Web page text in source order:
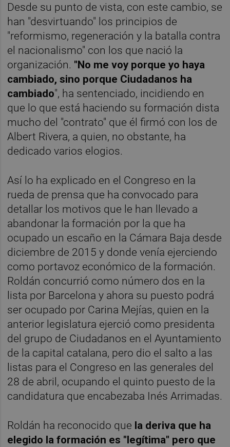
Desde su punto de vista, con este cambio, se
han "desvirtuando" los principios de
"reformismo, regeneración y la batalla contra
el nacionalismo" con los que nació la
organización. "No me voy porque yo haya
cambiado, sino porque Ciudadanos ha
cambiado", ha sentenciado, incidiendo en
que lo que está haciendo su formación dista
mucho del "contrato" que él firmó con los de
Albert Rivera, a quien, no obstante, ha
dedicado varios elogios.
Así lo ha explicado en el Congreso en la
rueda de prensa que ha convocado para
detallar los motivos que le han llevado a
abandonar la formación por la que ha
ocupado un escaño en la Cámara Baja desde
diciembre de 2015 y donde venía ejerciendo
como portavoz económico de la formación.
Roldán concurrió como número dos en la
lista por Barcelona y ahora su puesto podrá
ser ocupado por Carina Mejías, quien en la
anterior legislatura ejerció como presidenta
del grupo de Ciudadanos en el Ayuntamiento
de la capital catalana, pero dio el salto a las
listas para el Congreso en las generales del
28 de abril, ocupando el quinto puesto de la
candidatura que encabezaba Inés Arrimadas.
Roldán ha reconocido que la deriva que ha
elegido la formación es "legítima" pero que